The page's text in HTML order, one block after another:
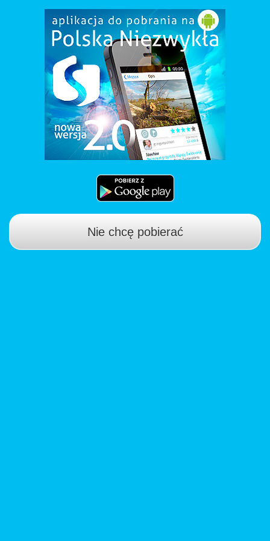
Nie chcę pobierać